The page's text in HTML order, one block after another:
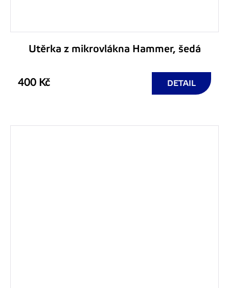
Utěrka z mikrovlákna Hammer, šedá
400 Kč DETAIL